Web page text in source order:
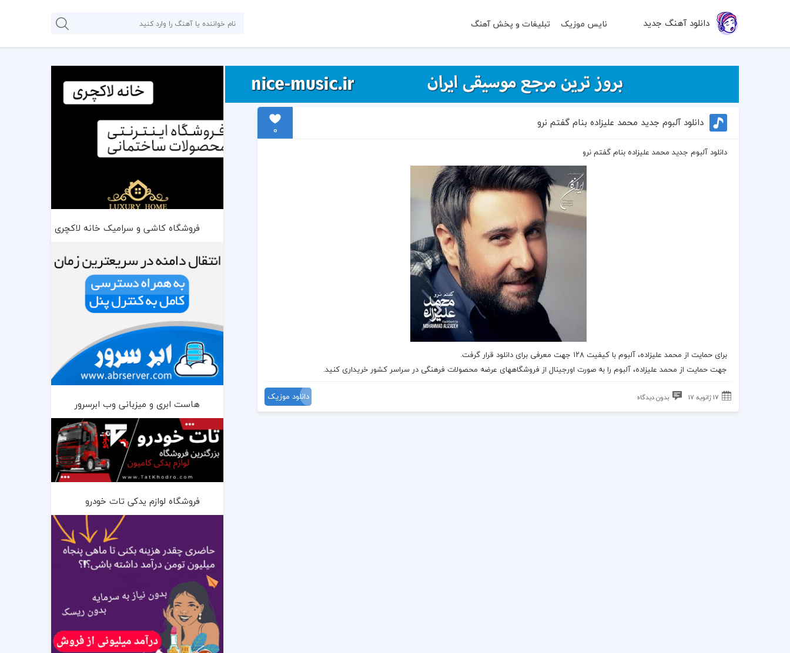
دانلود آهنگ جدید نایس موزیک تبلیغات و پخش آهنگ
دانلود آلبوم جدید محمد علیزاده بنام گفتم نرو
0
دانلود آلبوم جدید محمد علیزاده بنام گفتم نرو
برای حمایت از محمد علیزاده،آلبومبا کیفیت ۱۲۸ جهت معرفی برای دانلود قرار گرفت.
جهت حمایت از محمد علیزاده،آلبوم را به صورت اورجینال از فروشگاههای عرضه محصولات فرهنگی در سراسر کشور خریداری کنید.
17 ژانویه 17 بدون دیدگاه دانلود موزیک
فروشگاه کاشی و سرامیک خانه لاکچری
هاست ابری و میزبانی وب ابرسرور
فروشگاه لوازم یدکی تات خودرو